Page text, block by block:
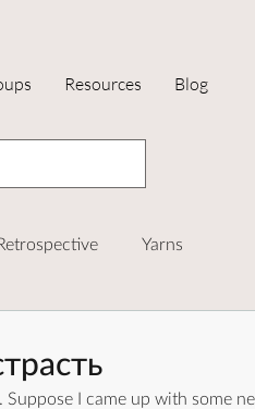
Resources Blog
Yarns
I came up with some